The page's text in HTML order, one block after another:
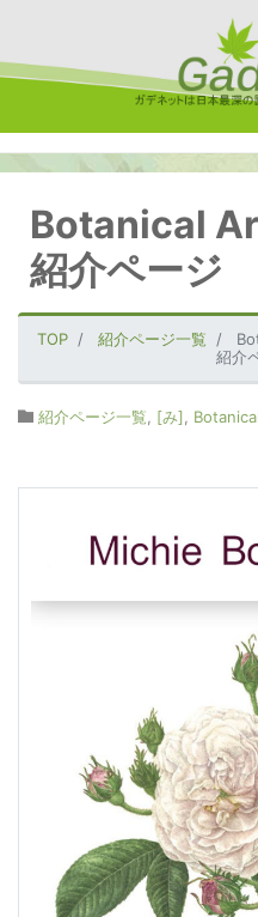
Botanical
紹介ページ
TOP 紹介ページ一覧
紹介
紹介ページ一覧 [み]